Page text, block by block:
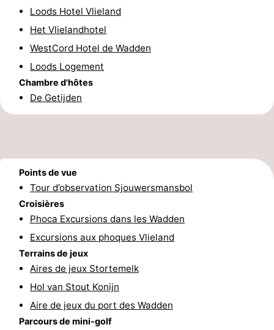
Randonnée
Équitation
Peche
Sportive
Equitation
les
Wadden
phoques
manger
Événements
Pratiques
Forum
Route
Stationnement
Saut
Loods Hotel Vlieland
Het Vlielandhotel
WestCord Hotel de Wadden
Loods Logement
Chambre d'hôtes
De Getijden
Points de vue
Tour d’observation Sjouwersmansbol
Croisières
Phoca Excursions dans les Wadden
Excursions aux phoques Vlieland
Terrains de jeux
Aires de jeux Stortemelk
Hol van Stout Konijn
Aire de jeux du port des Wadden
Parcours de mini-golf